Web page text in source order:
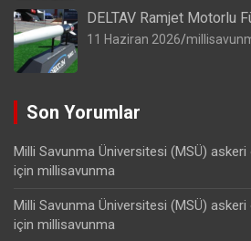
DELTAV Ramjet Motorlu
11 Haziran 2026
Son Yorumlar
Milli Savunma Üniversitesi (MSÜ)
için millisavunma
Milli Savunma Üniversitesi (MSÜ)
için millisavunma